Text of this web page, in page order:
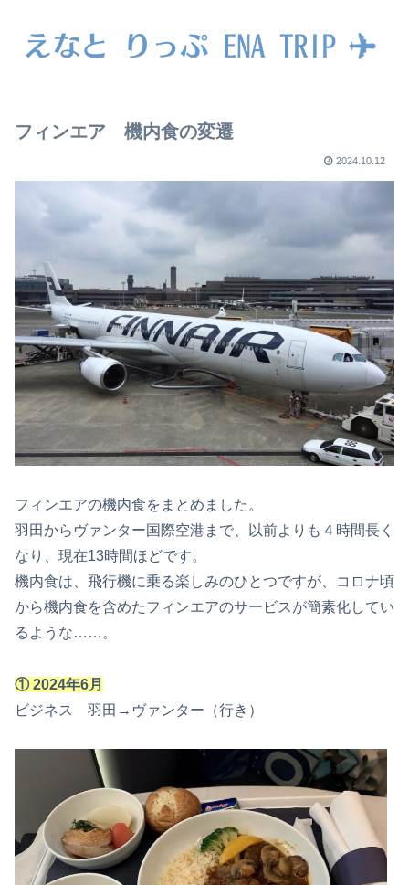
フィンエア 機内食の変遷
2024.10.12
フィンエアの機内食をまとめました。
羽田からヴァンター国際空港まで、以前よりも４時間長く
なり、現在13時間ほどです。
機内食は、飛行機に乗る楽しみのひとつですが、コロナ頃
から機内食を含めたフィンエアのサービスが簡素化してい
るような……。
① 2024年6月
ビジネス 羽田→ヴァンター（行き）